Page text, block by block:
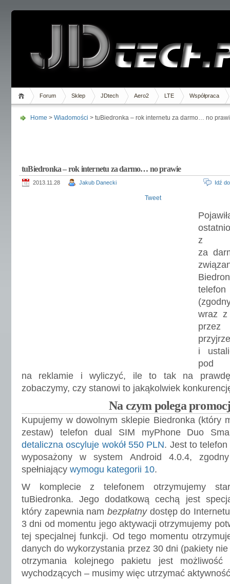
Forum Sklep JDtech Aero2 LTE Współpraca
Home > Wiadomości > tuBiedronka – rok internetu za darmo… no
tuBiedronka – rok internetu za darmo… no prawie
2013.11.28 Jakub Danecki Idź
Tweet
z
za
wraz z
przez
i
pod
na reklamie i wyliczyć, ile to tak na
zobaczymy, czy stanowi to jakąkolwiek
Na czym polega
Kupujemy w dowolnym sklepie Biedronka (który
zestaw) telefon dual SIM myPhone Duo
detaliczna oscyluje wokół 550 PLN. Jest to telefon
wyposażony w system Android 4.0.4,
spełniający wymogu kategorii 10.
W komplecie z telefonem otrzymujemy
tuBiedronka. Jego dodatkową cechą jest
który zapewnia nam bezpłatnydostęp do
3 dni od momentu jego aktywacji otrzymujemy
tej specjalnej funkcji. Od tego momentu
danych do wykorzystania przez 30 dni (pakiety
otrzymania kolejnego pakietu jest możliwość
wychodzących – musimy więc utrzymać